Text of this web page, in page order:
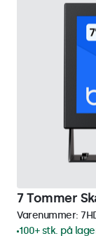
7 Tommer
Varenummer:
100+ stk. på